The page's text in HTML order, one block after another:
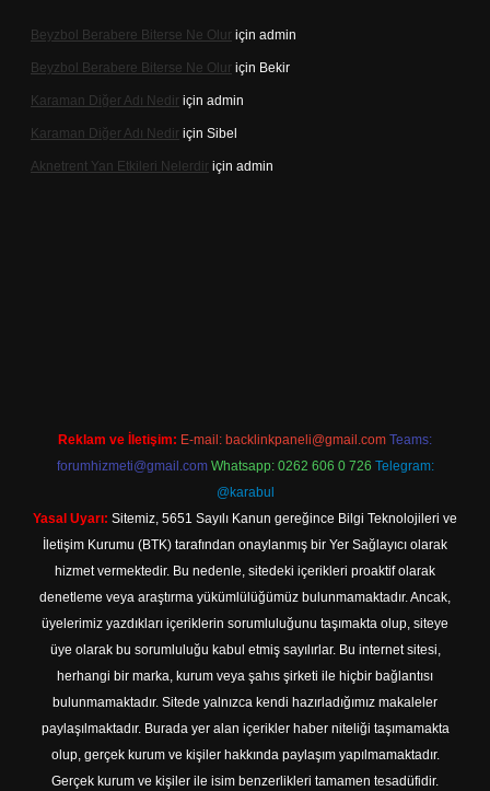
Beyzbol Berabere Biterse Ne Olur için admin
Beyzbol Berabere Biterse Ne Olur için Bekir
Karaman Diğer Adı Nedir için admin
Karaman Diğer Adı Nedir için Sibel
Aknetrent Yan Etkileri Nelerdir için admin
Reklam ve İletişim: E-mail: backlinkpaneli@gmail.com Teams:
forumhizmeti@gmail.com Whatsapp: 0262 606 0 726 Telegram:
@karabul
Yasal Uyarı: Sitemiz, 5651 Sayılı Kanun gereğince Bilgi Teknolojileri ve
İletişim Kurumu (BTK) tarafından onaylanmış bir Yer Sağlayıcı olarak
hizmet vermektedir. Bu nedenle, sitedeki içerikleri proaktif olarak
denetleme veya araştırma yükümlülüğümüz bulunmamaktadır. Ancak,
üyelerimiz yazdıkları içeriklerin sorumluluğunu taşımakta olup, siteye
üye olarak bu sorumluluğu kabul etmiş sayılırlar. Bu internet sitesi,
herhangi bir marka, kurum veya şahıs şirketi ile hiçbir bağlantısı
bulunmamaktadır. Sitede yalnızca kendi hazırladığımız makaleler
paylaşılmaktadır. Burada yer alan içerikler haber niteliği taşımamakta
olup, gerçek kurum ve kişiler hakkında paylaşım yapılmamaktadır.
Gerçek kurum ve kişiler ile isim benzerlikleri tamamen tesadüfidir.